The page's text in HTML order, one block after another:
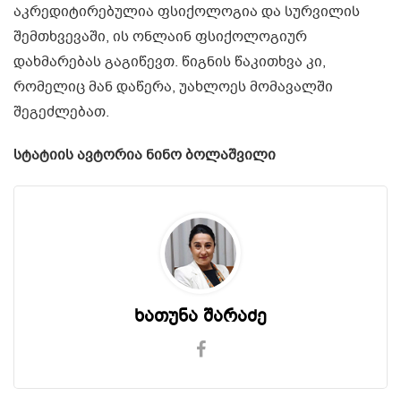
აკრედიტირებულია ფსიქოლოგია და სურვილის
შემთხვევაში, ის ონლაინ ფსიქოლოგიურ
დახმარებას გაგიწევთ. წიგნის წაკითხვა კი,
რომელიც მან დაწერა, უახლოეს მომავალში
შეგეძლებათ.
სტატიის ავტორია ნინო ბოლაშვილი
ხათუნა შარაძე